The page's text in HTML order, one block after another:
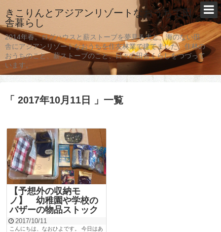
きこりんとアジアンリゾートなおうちで田
舎暮らし
2014年春。ログハウスと薪ストーブを夢見る夫と、海のない田
舎にアジアンリゾートなおうちを住友林業で建てました。住林の
おうちのこと、薪ストーブのこと、日々の田舎くらしをつづって
います。
「 2017年10月11日 」一覧
【予想外の収納モ
ノ】 幼稚園や学校の
バザーの物品ストック
2017/10/11
こんにちは、なおひよです。 今日はあ